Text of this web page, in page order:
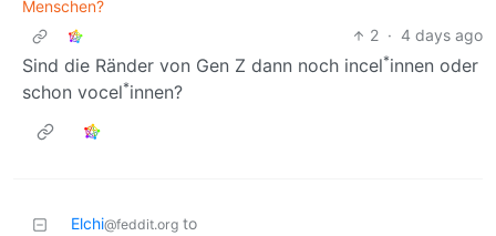
Menschen?
2 · 4 days ago
Sind die Ränder von Gen Z dann noch incel*innen oder
schon vocel*innen?
Elchi@feddit.org to